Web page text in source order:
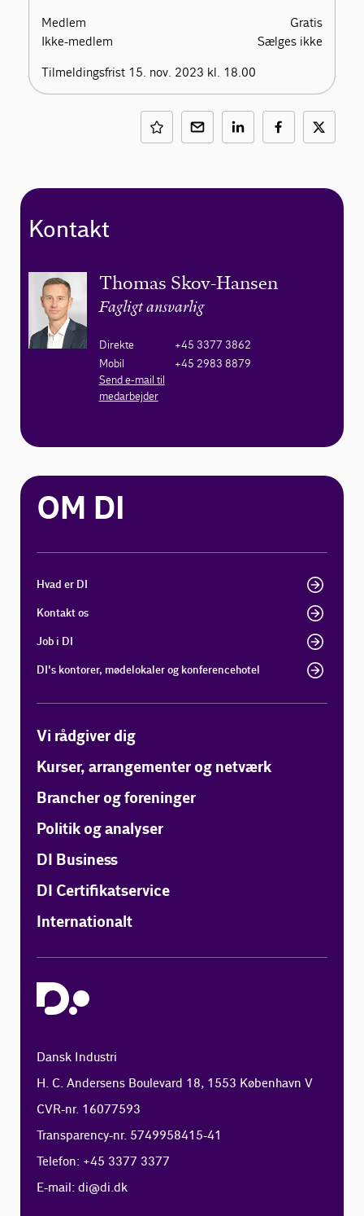
Medlem
Gratis
Ikke-medlem
Sælges ikke
Tilmeldingsfrist 15. nov. 2023 kl. 18.00
Kontakt
Thomas Skov-Hansen
Fagligt ansvarlig
Direkte
+45 3377 3862
Mobil
+45 2983 8879
Send e-mail til
medarbejder
OM DI
Hvad er DI
Kontakt os
Job i DI
DI's kontorer, mødelokaler og konferencehotel
Vi rådgiver dig
Kurser, arrangementer og netværk
Brancher og foreninger
Politik og analyser
DI Business
DI Certifikatservice
Internationalt
Dansk Industri
H. C. Andersens Boulevard 18, 1553 København V
CVR-nr. 16077593
Transparency-nr. 5749958415-41
Telefon: +45 3377 3377
E-mail:di@di.dk